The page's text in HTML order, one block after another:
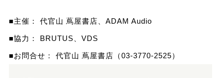
■主催： 代官山 蔦屋書店、ADAM Audio
■協力： BRUTUS、VDS
■お問合せ： 代官山 蔦屋書店（03-3770-2525）